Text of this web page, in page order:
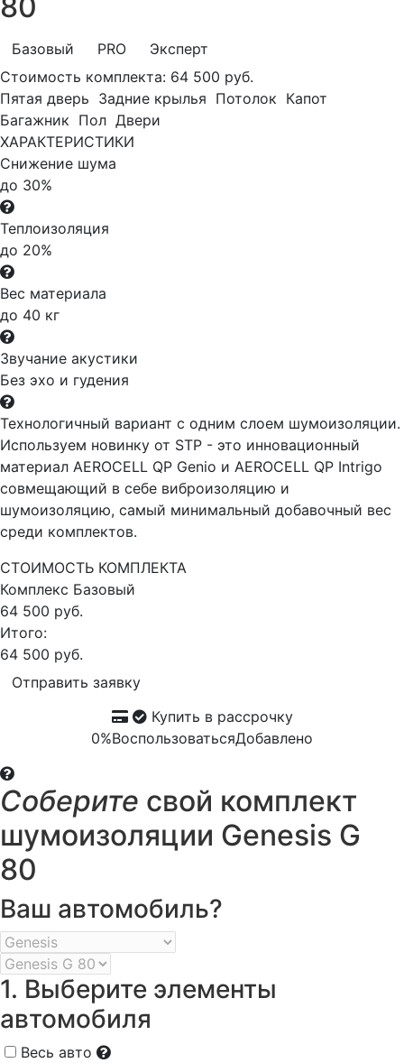
Базовый PRO
Эксперт
Стоимость комплекта: 64 500 руб.
Пятая дверь Задние крылья Потолок Капот
Багажник Пол Двери
ХАРАКТЕРИСТИКИ
Снижение шума
до 30%
Теплоизоляция
до 20%
Вес материала
до 40 кг
Звучание акустики
Без эхо и гудения
Технологичный вариант с одним слоем шумоизоляции.
Используем новинку от STP - это инновационный
материал AEROCELL QP Genio и AEROCELL QP Intrigo
совмещающий в себе виброизоляцию и
шумоизоляцию, самый минимальный добавочный вес
среди комплектов.
СТОИМОСТЬ КОМПЛЕКТА
Комплекс Базовый
64 500 руб.
Итого:
64 500 руб.
Отправить заявку
Купить в рассрочку
0%ВоспользоватьсяДобавлено
Соберите свой комплект
шумоизоляции Genesis G
80
Ваш автомобиль?
1. Выберите элементы
автомобиля
Весь авто